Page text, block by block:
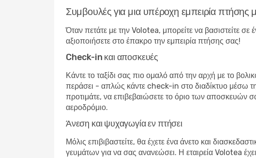
Συμβουλές για μια υπέροχη εμπειρία πτήσης
Όταν πετάτε με την Volotea, μπορείτε να βασιστείτε
αξιοποιήσετε στο έπακρο την εμπειρία πτήσης σας!
Check-in και αποσκευές
Κάντε το ταξίδι σας πιο ομαλό από την αρχή με το
περάσει - απλώς κάντε check-in στο διαδίκτυο μέσω
προτιμάτε, να επιβεβαιώσετε το όριο των αποσκευών
αεροδρόμιο.
Άνεση και ψυχαγωγία εν πτήσει
Μόλις επιβιβαστείτε, θα έχετε ένα άνετο και
γευμάτων για να σας ανανεώσει. Η εταιρεία Volotea